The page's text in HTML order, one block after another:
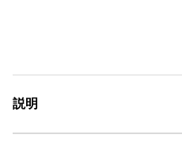
説明